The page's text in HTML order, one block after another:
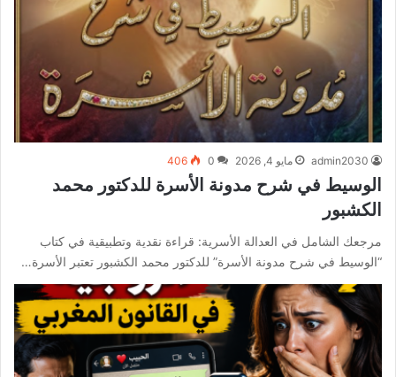
admin2030 مايو 4, 2026 0
406
الوسيط في شرح مدونة الأسرة للدكتور محمد
الكشبور
مرجعك الشامل في العدالة الأسرية: قراءة نقدية وتطبيقية في كتاب
“الوسيط في شرح مدونة الأسرة” للدكتور محمد الكشبور تعتبر الأسرة…